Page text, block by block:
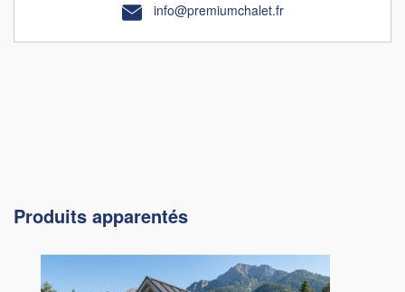
info@premiumchalet.fr
Produits apparentés